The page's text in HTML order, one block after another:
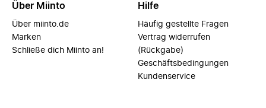
Über Miinto
Über miinto.de
Marken
Schließe dich Miinto an!
Hilfe
Häufig gestellte Fragen
Vertrag widerrufen
(Rückgabe)
Geschäftsbedingungen
Kundenservice